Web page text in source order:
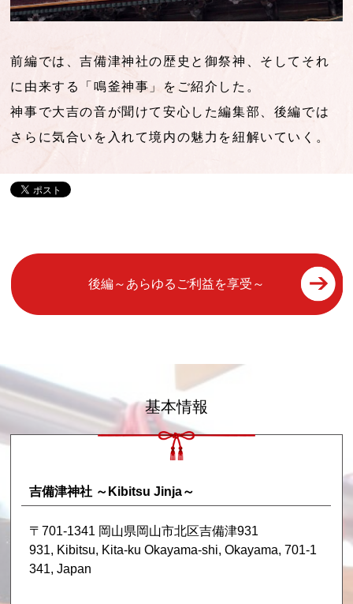
前編では、吉備津神社の歴史と御祭神、そしてそれ
に由来する「鳴釜神事」をご紹介した。
神事で大吉の音が聞けて安心した編集部、後編では
さらに気合いを入れて境内の魅力を紐解いていく。
後編～あらゆるご利益を享受～
基本情報
吉備津神社 ～Kibitsu Jinja～
〒701-1341 岡山県岡山市北区吉備津931
931, Kibitsu, Kita-ku Okayama-shi, Okayama, 701-1
341, Japan